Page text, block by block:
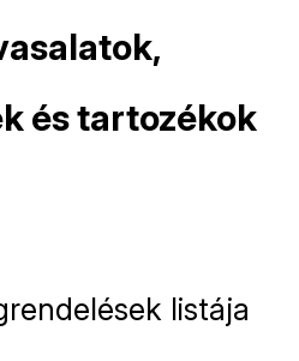
és tartozékok
listája